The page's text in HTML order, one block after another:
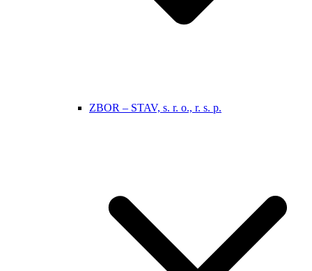
ZBOR – STAV, s. r. o., r. s. p.